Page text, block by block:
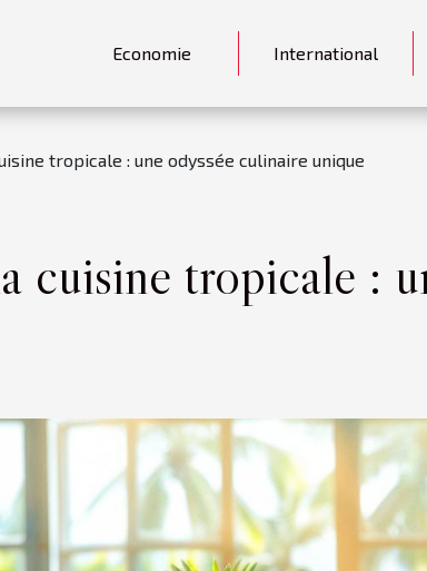
Economie International
tropicale : une odyssée culinaire unique
cuisine tropicale :